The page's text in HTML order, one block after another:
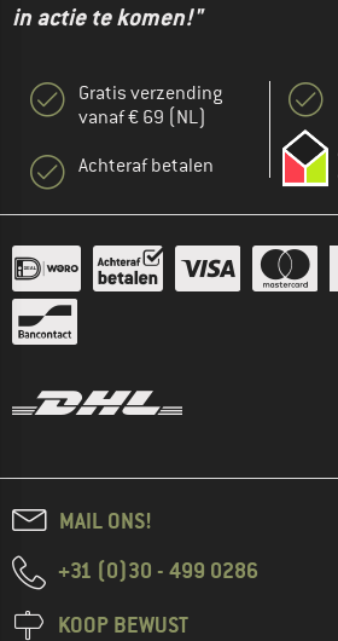
in actie te komen!"
Gratis verzending
vanaf € 69 (NL)
Achteraf betalen
MAIL ONS!
+31 (0)30 - 499 0286
KOOP BEWUST